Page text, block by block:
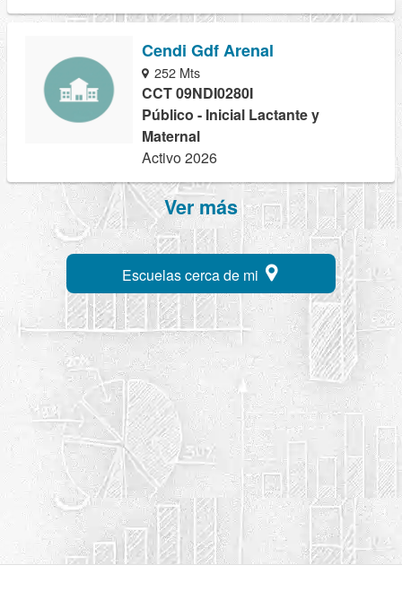
Cendi Gdf Arenal
252 Mts
CCT 09NDI0280I
Público - Inicial Lactante y
Maternal
Activo 2026
Ver más
Escuelas cerca de mi